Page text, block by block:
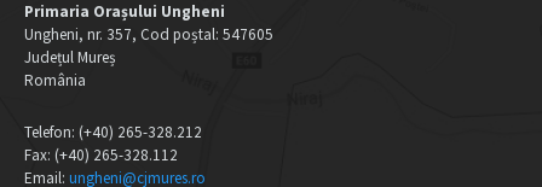
Primaria Orașului Ungheni
Ungheni, nr. 357, Cod poștal: 547605
Județul Mureș
România
Telefon: (+40) 265-328.212
Fax: (+40) 265-328.112
Email: ungheni@cjmures.ro